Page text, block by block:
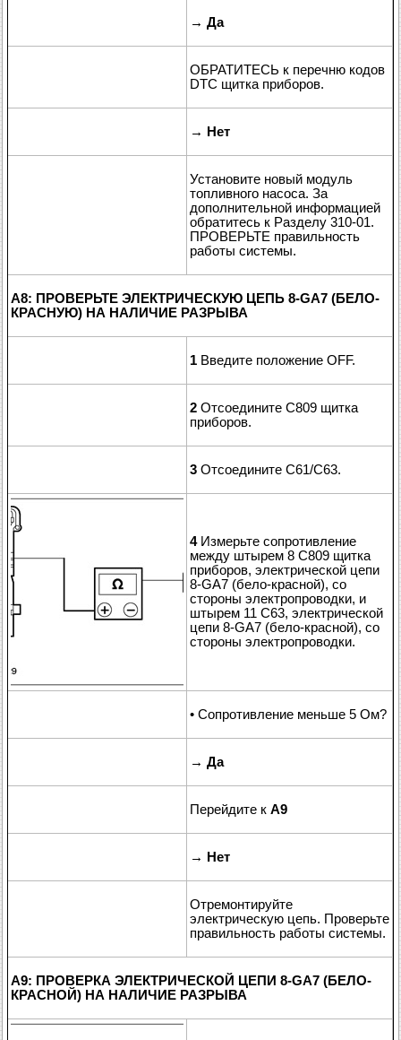
→ Да
ОБРАТИТЕСЬ к перечню кодов
DTC щитка приборов.
→ Нет
Установите новый модуль
топливного насоса. За
дополнительной информацией
обратитесь к Разделу 310-01.
ПРОВЕРЬТЕ правильность
работы системы.
A8: ПРОВЕРЬТЕ ЭЛЕКТРИЧЕСКУЮ ЦЕПЬ 8-GA7 (БЕЛО-
КРАСНУЮ) НА НАЛИЧИЕ РАЗРЫВА
1 Введите положение OFF.
2 Отсоедините C809 щитка
приборов.
3 Отсоедините C61/C63.
4 Измерьте сопротивление
между штырем 8 C809 щитка
приборов, электрической цепи
8-GA7 (бело-красной), со
стороны электропроводки, и
штырем 11 C63, электрической
цепи 8-GA7 (бело-красной), со
стороны электропроводки.
• Сопротивление меньше 5 Ом?
→ Да
Перейдите к A9
→ Нет
Отремонтируйте
электрическую цепь. Проверьте
правильность работы системы.
A9: ПРОВЕРКА ЭЛЕКТРИЧЕСКОЙ ЦЕПИ 8-GA7 (БЕЛО-
КРАСНОЙ) НА НАЛИЧИЕ РАЗРЫВА